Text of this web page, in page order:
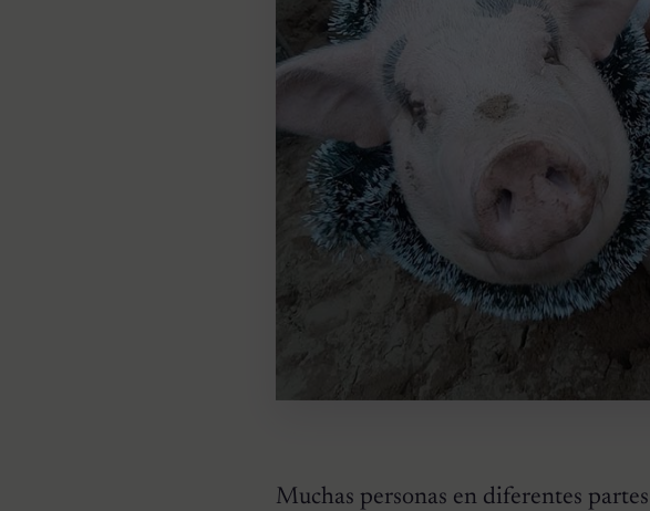
Muchas personas en diferentes